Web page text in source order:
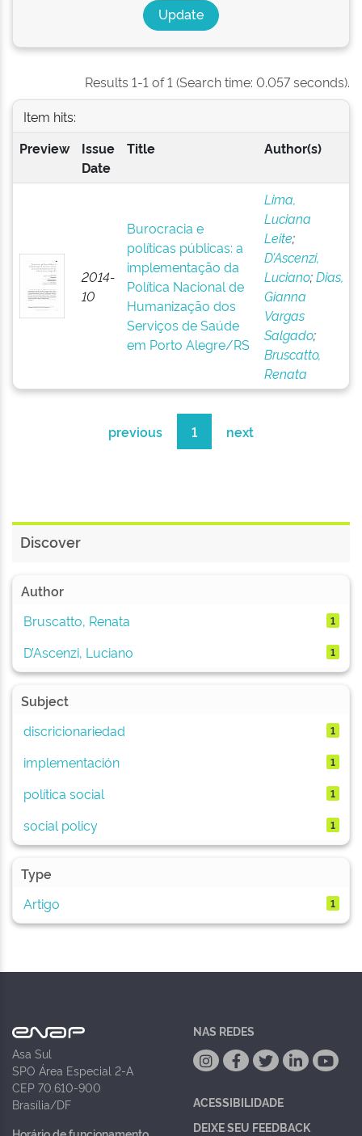
Results 1-1 of 1 (Search time: 0.057 seconds).
Item hits:
Preview
Issue
Date
Title Author(s)
2014-
10
Burocracia e
políticas públicas: a
implementação da
Política Nacional de
Humanização dos
Serviços de Saúde
em Porto Alegre/RS
Lima,
Luciana
Leite;
D’Ascenzi,
Luciano;Dias,
Gianna
Vargas
Salgado;
Bruscatto,
Renata
previous 1 next
Discover
Author
Bruscatto, Renata
1
D’Ascenzi, Luciano 1
Subject
discricionariedad
1
implementación 1
política social 1
social policy 1
Type
Artigo
1
Asa Sul
SPO Área Especial 2-A
CEP 70.610-900
Brasília/DF
NAS REDES
ACESSIBILIDADE
DEIXE SEU FEEDBACK